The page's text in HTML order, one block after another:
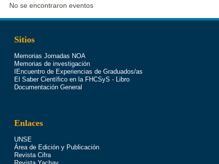
No se encontraron eventos
Sitios
Memorias Jornadas NOA
Memorias de investigación
IEncuentro de Experiencias de Graduados/as
El Saber Científico en la FHCSyS - Libro
Documentación General
Enlaces
UNSE
Área de Edición y Publicación
Revista Cifra